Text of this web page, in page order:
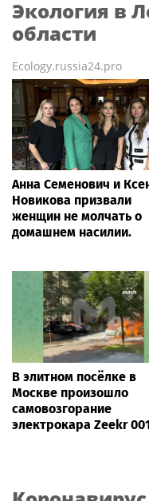
Экология в
области
Ecology.russia24.pro
Анна Семенович и
Новикова призвали
женщин не молчать о
домашнем насилии.
В элитном посёлке в
Москве произошло
самовозгорание
электрокара Zeekr